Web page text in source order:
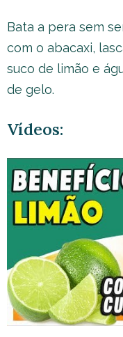
Bata a pera sem
com o abacaxi,
suco de limão e
de gelo.
Vídeos: